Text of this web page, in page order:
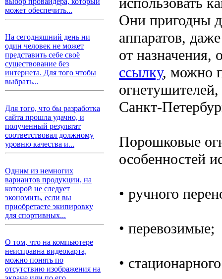
может обеспечить...
На сегодняшний день ни
один человек не может
представить себе своё
существование без
интернета. Для того чтобы
выбрать...
Для того, что бы разработка
сайта прошла удачно, и
полученный результат
соответствовал должному
уровню качества и...
Одним из немногих
вариантов продукции, на
которой не следует
экономить, если вы
приобретаете экипировку
для спортивных...
О том, что на компьютере
неисправна видеокарта,
можно понять по
отсутствию изображения на
Они пригодны
аппаратов,
от
ссылку, можно
Санкт-
Порошковые
особенностей
• ручного
• перевозимые;
•